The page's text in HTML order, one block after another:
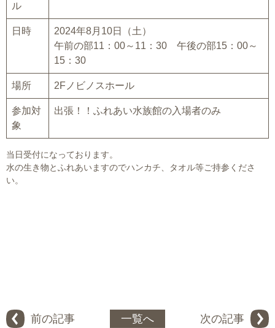
ル
日時
2024年8月10日（土）
午前の部11：00～11：30 午後の部15：00～
15：30
場所 2Fノビノスホール
参加対
象
出張！！ふれあい水族館の入場者のみ
当日受付になっております。
水の生き物とふれあいますのでハンカチ、タオル等ご持参くださ
い。
前の記事 一覧へ 次の記事